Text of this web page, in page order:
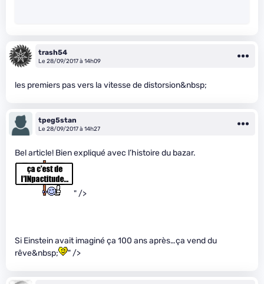
trash54
Le 28/09/2017 à 14h09
les premiers pas vers la vitesse de distorsion&nbsp;
tpeg5stan
Le 28/09/2017 à 14h27
Bel article! Bien expliqué avec l’histoire du bazar.
" />
Si Einstein avait imaginé ça 100 ans après…ça vend du
rêve&nbsp;
" />